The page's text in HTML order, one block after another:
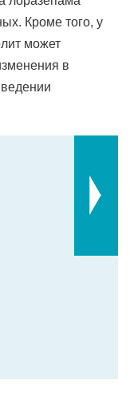
Кроме того, у
может
в